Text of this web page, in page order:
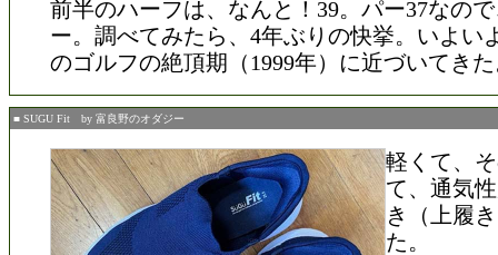
前半のハーフは、なんと！39。パー37なの
ー。調べてみたら、4年ぶりの快挙。いよい
のゴルフの絶頂期（1999年）に近づいてき
■ SUGU Fit by 富良野のオダジー
軽くて、
て、通気
き（上履
た。